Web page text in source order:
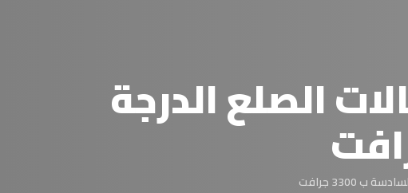
الصلع الدرجة
3300 جرافت